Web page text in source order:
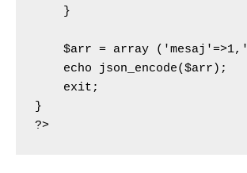
    }
$arr = array
    echo json_encode($arr);
    exit;
}
?>